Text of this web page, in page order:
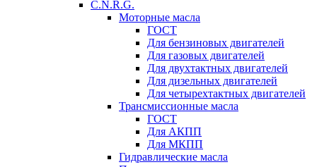
C.N.R.G.
Моторные масла
ГОСТ
Для бензиновых двигателей
Для газовых двигателей
Для двухтактных двигателей
Для дизельных двигателей
Для четырехтактных двигателей
Трансмиссионные масла
ГОСТ
Для АКПП
Для МКПП
Гидравлические масла